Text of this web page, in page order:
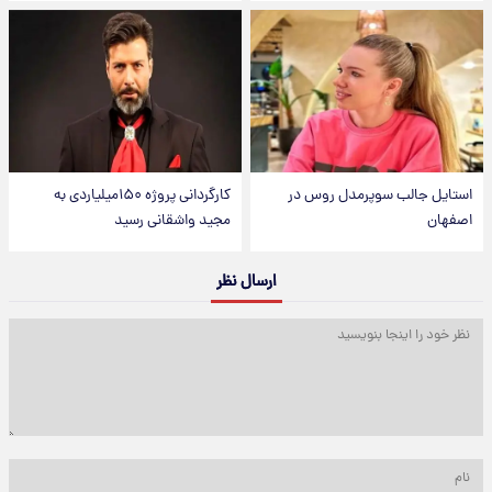
استایل جالب سوپرمدل روس در
اصفهان
کارگردانی پروژه ۱۵۰میلیاردی به
مجید واشقانی رسید
ارسال نظر